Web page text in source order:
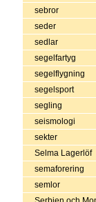
sebror
seder
sedlar
segelfartyg
segelflygning
segelsport
segling
seismologi
sekter
Selma Lagerlöf
semaforering
semlor